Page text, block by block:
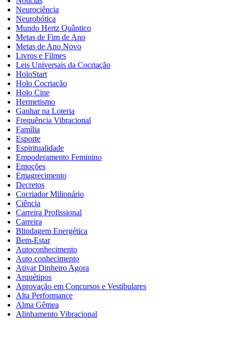
Neurociência
Neurobótica
Mundo Hertz Quântico
Metas de Fim de Ano
Metas de Ano Novo
Livros e Filmes
Leis Universais da Cocriação
HoloStart
Holo Cocriação
Holo Cine
Hermetismo
Ganhar na Loteria
Frequência Vibracional
Família
Esporte
Espiritualidade
Empoderamento Feminino
Emoções
Emagrecimento
Decretos
Cocriador Milionário
Ciência
Carreira Profissional
Carreira
Blindagem Energética
Bem-Estar
Autoconhecimento
Auto conhecimento
Ativar Dinheiro Agora
Arquétipos
Aprovação em Concursos e Vestibulares
Alta Performance
Alma Gêmea
Alinhamento Vibracional